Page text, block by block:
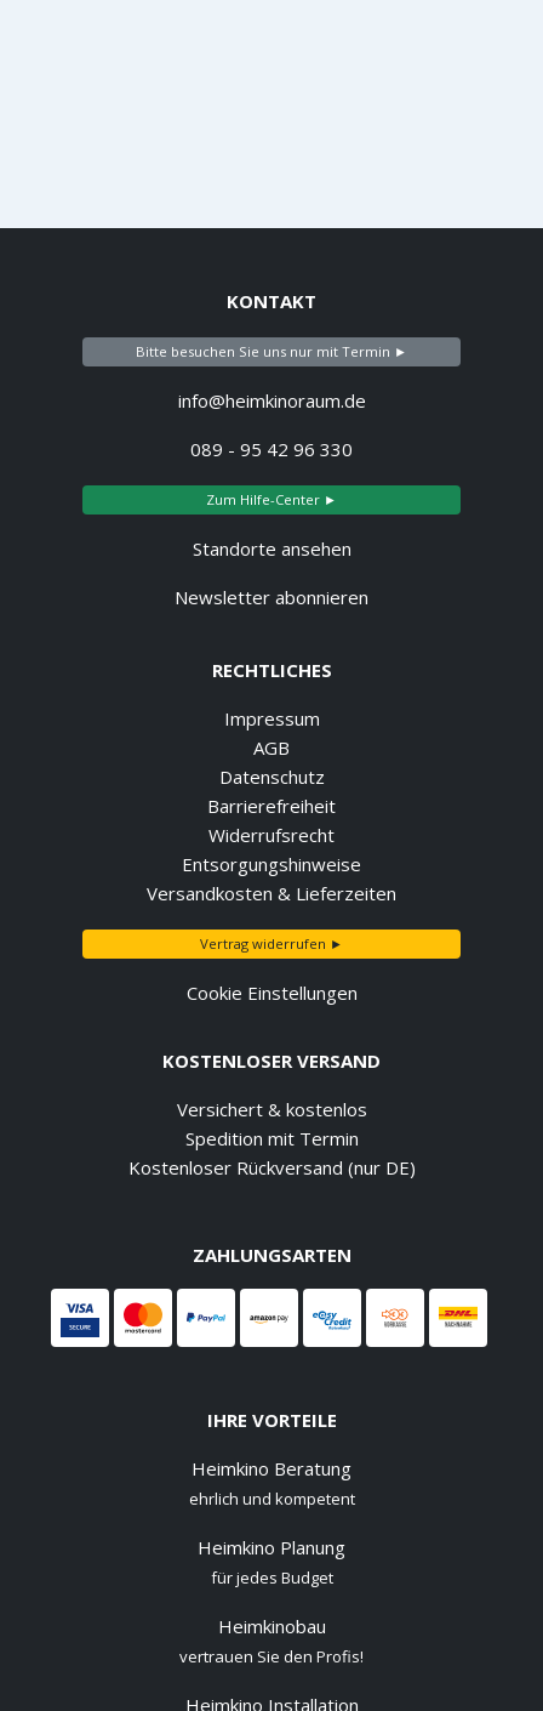
KONTAKT
Bitte besuchen Sie uns nur mit Termin ►
info@heimkinoraum.de
089 - 95 42 96 330
Zum Hilfe-Center ►
Standorte ansehen
Newsletter abonnieren
RECHTLICHES
Impressum
AGB
Datenschutz
Barrierefreiheit
Widerrufsrecht
Entsorgungshinweise
Versandkosten & Lieferzeiten
Vertrag widerrufen ►
Cookie Einstellungen
KOSTENLOSER VERSAND
Versichert & kostenlos
Spedition mit Termin
Kostenloser Rückversand (nur DE)
ZAHLUNGSARTEN
IHRE VORTEILE
Heimkino Beratung
ehrlich und kompetent
Heimkino Planung
für jedes Budget
Heimkinobau
vertrauen Sie den Profis!
Heimkino Installation